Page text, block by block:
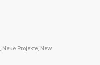
Neue Projekte, New